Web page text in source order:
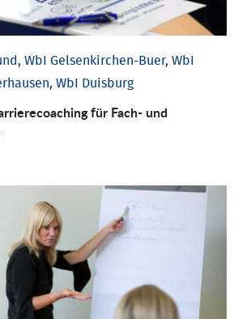
WbI Gelsenkirchen-Buer, WbI
WbI Duisburg
für Fach-­ und